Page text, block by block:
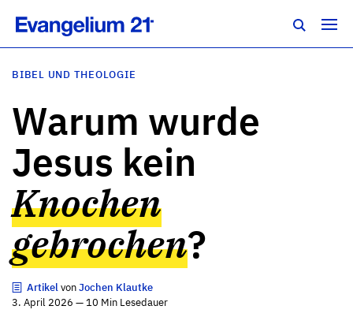
BIBEL UND THEOLOGIE
Warum wurde
Jesus kein
Knochen
gebrochen?
ArtikelvonJochen Klautke
3. April 2026 — 10 Min Lesedauer